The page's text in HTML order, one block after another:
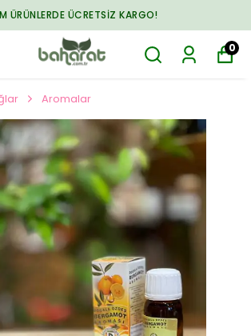
ÜRÜNLERDE ÜCRETSIZ KARGO!
0
Aromalar